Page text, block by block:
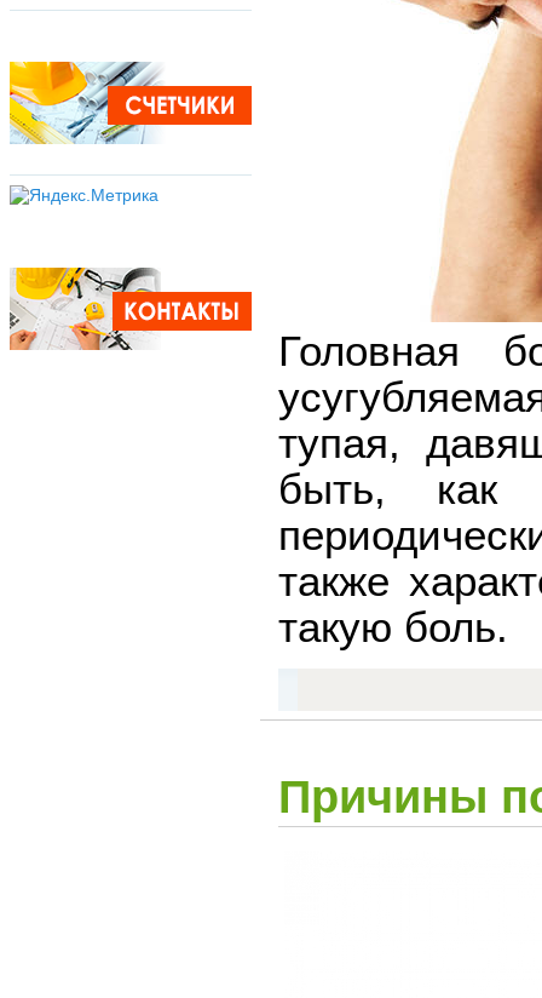
Головная
тупая,
быть, как
также
такую боль.
Причины